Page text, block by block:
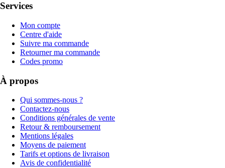
Services
Mon compte
Centre d'aide
Suivre ma commande
Retourner ma commande
Codes promo
À propos
Qui sommes-nous ?
Contactez-nous
Conditions générales de vente
Retour & remboursement
Mentions légales
Moyens de paiement
Tarifs et options de livraison
Avis de confidentialité